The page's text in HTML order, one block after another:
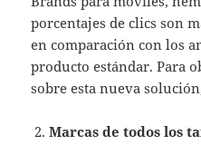
porcentajes de clics son
en comparación con los
producto estándar. Para
sobre esta nueva
Marcas de todos los